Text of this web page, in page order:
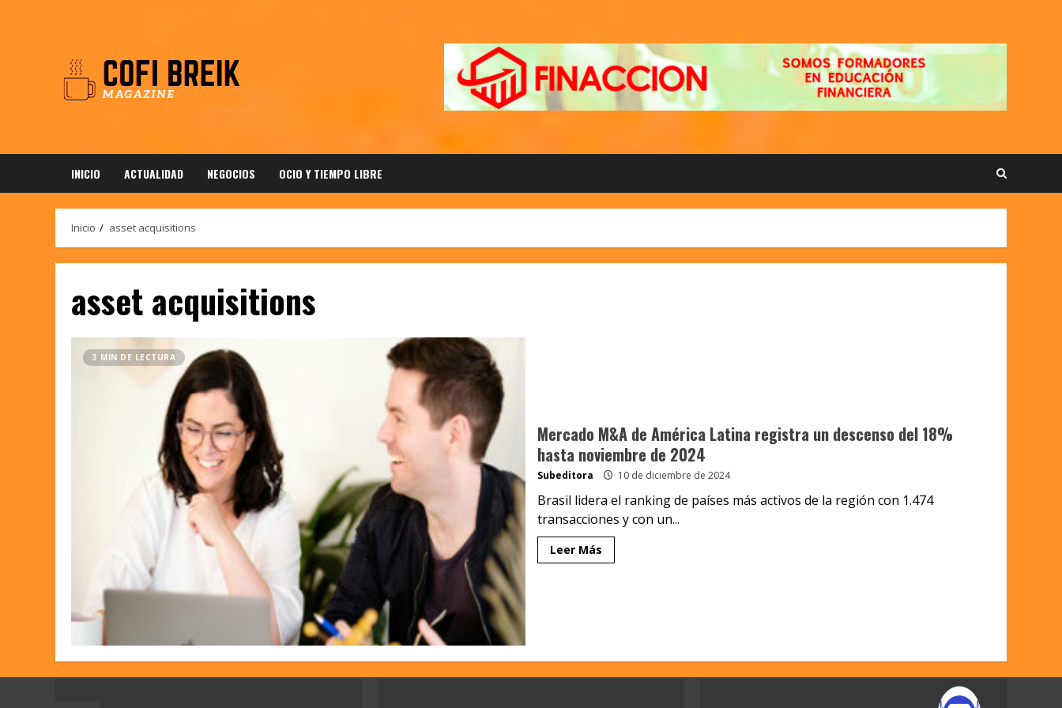
INICIO ACTUALIDAD NEGOCIOS OCIO Y TIEMPO LIBRE
Inicio asset acquisitions
asset acquisitions
3 MIN DE LECTURA
Mercado M&A de América Latina registra un descenso del 18%
hasta noviembre de 2024
Subeditora 10 de diciembre de 2024
Brasil lidera el ranking de países más activos de la región con 1.474
transacciones y con un...
Leer Más